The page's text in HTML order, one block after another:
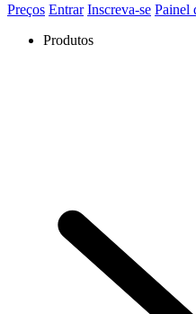
Preços Entrar Inscreva-se Painel
Produtos